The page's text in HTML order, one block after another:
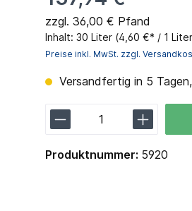
zzgl. 36,00 € Pfand
Inhalt: 30 Liter (4,60 €* / 1
Preise inkl. MwSt. zzgl.
Versandfertig in 5
Produktnummer: 5920